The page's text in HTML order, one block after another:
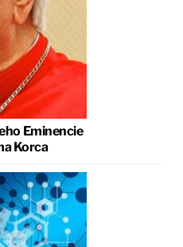
Eminencie
Korca